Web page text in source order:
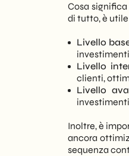
Cosa
di tutto, è
Livello
Livello
clienti,
Livello
Inoltre, è
ancora
sequenza